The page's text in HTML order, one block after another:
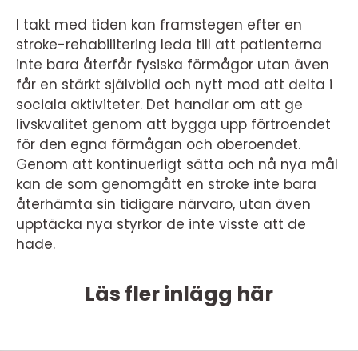
I takt med tiden kan framstegen efter en
stroke-rehabilitering leda till att patienterna
inte bara återfår fysiska förmågor utan även
får en stärkt självbild och nytt mod att delta i
sociala aktiviteter. Det handlar om att ge
livskvalitet genom att bygga upp förtroendet
för den egna förmågan och oberoendet.
Genom att kontinuerligt sätta och nå nya mål
kan de som genomgått en stroke inte bara
återhämta sin tidigare närvaro, utan även
upptäcka nya styrkor de inte visste att de
hade.
Läs fler inlägg här